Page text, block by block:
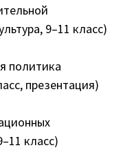
9–11 класс)
политика
презентация)
класс)